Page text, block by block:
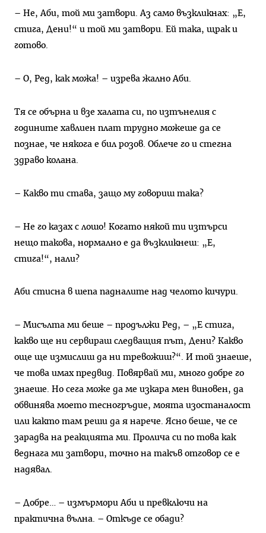
– Не, Аби, той ми затвори. Аз само възкликнах: „Е,
стига, Дени!“ и той ми затвори. Ей така, щрак и
готово.
– О, Ред, как можа! – изрева жално Аби.
Тя се обърна и взе халата си, по изтънелия с
годините хавлиен плат трудно можеше да се
познае, че някога е бил розов. Облече го и стегна
здраво колана.
– Какво ти става, защо му говориш така?
– Не го казах с лошо! Когато някой ти изтърси
нещо такова, нормално е да възкликнеш: „Е,
стига!“, нали?
Аби стисна в шепа падналите над челото кичури.
– Мисълта ми беше – продължи Ред, – „Е стига,
какво ще ни сервираш следващия път, Дени? Какво
още ще измислиш да ни тревожиш?“. И той знаеше,
че това имах предвид. Повярвай ми, много добре го
знаеше. Но сега може да ме изкара мен виновен, да
обвинява моето тесногръдие, моята изостаналост
или както там реши да я нарече. Ясно беше, че се
зарадва на реакцията ми. Пролича си по това как
веднага ми затвори, точно на такъв отговор се е
надявал.
– Добре… – измърмори Аби и превключи на
практична вълна. – Откъде се обади?